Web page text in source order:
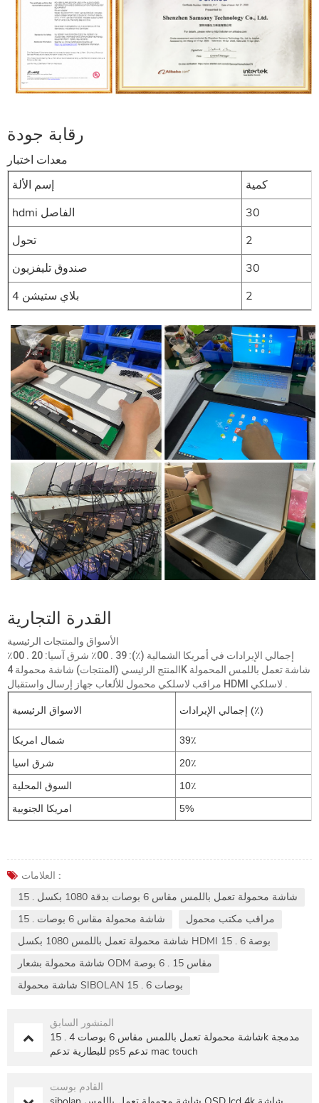
رقابة جودة
معدات اختبار
إسم الألة
كمية
hdmi الفاصل
30
تحول
2
صندوق تليفزيون
30
بلاي ستيشن 4
2
القدرة التجارية
الأسواق والمنتجات الرئيسية
إجمالي الإيرادات في أمريكا الشمالية (٪): 39 . 00٪ شرق آسيا: 20 . 00٪
المنتج الرئيسي (المنتجات) شاشة محمولة 4K شاشة تعمل باللمس المحمولة
مراقب لاسلكي محمول للألعاب جهاز إرسال واستقبال HDMI لاسلكي .
الاسواق الرئيسية إجمالي الإيرادات (٪)
شمال امريكا
39٪
شرق اسيا
20٪
السوق المحلية
10٪
امريكا الجنوبية
5%
العلامات :
15 . شاشة محمولة تعمل باللمس مقاس 6 بوصات بدقة 1080 بكسل
15 . شاشة محمولة مقاس 6 بوصات
مراقب مكتب محمول
شاشة محمولة تعمل باللمس 1080 بكسل HDMI 15 . 6 بوصة
شاشة محمولة بشعار ODM مقاس 15 . 6 بوصة
شاشة محمولة SIBOLAN 15 . 6 بوصات
المنشور السابق
15 . شاشة محمولة تعمل باللمس مقاس 6 بوصات 4k مدمجة
للبطارية تدعم ps5 تدعم mac touch
القادم بوست